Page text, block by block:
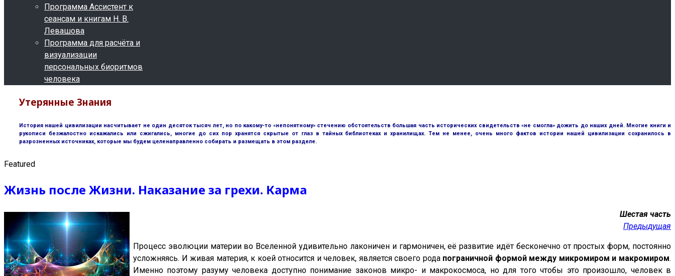
Программа Ассистент к
сеансам и книгам Н. В.
Левашова
Программа для расчёта и
визуализации
персональных биоритмов
человека
Утерянные Знания
История нашей цивилизации насчитывает не один десяток тысяч лет, но по какому-то «непонятному» стечению обстоятельств большая часть исторических свидетельств «не смогла» дожить до наших дней. Многие книги и
рукописи безжалостно искажались или сжигались, многие до сих пор хранятся скрытые от глаз в тайных библиотеках и хранилищах. Тем не менее, очень много фактов истории нашей цивилизации сохранилось в
разрозненных источниках, которые мы будем целенаправленно собирать и размещать в этом разделе.
Featured
Жизнь после Жизни. Наказание за грехи. Карма
Шестая часть
Предыдущая
Процесс эволюции материи во Вселенной удивительно лаконичен и гармоничен, её развитие идёт бесконечно от простых форм, постоянно
усложняясь. И живая материя, к коей относится и человек, является своего рода пограничной формой между микромиром и макромиром.
Именно поэтому разуму человека доступно понимание законов микро- и макрокосмоса, но для того чтобы это произошло, человек в